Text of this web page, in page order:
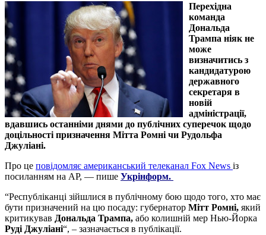
Перехідна
команда
Дональда
Трампа ніяк не
може
визначитись з
кандидатурою
державного
секретаря в
новій
адміністрації,
вдавшись останніми днями до публічних суперечок щодо
доцільності призначення Мітта Ромні чи Рудольфа
Джуліані.
Про це повідомляє американський телеканал Fox News із
посиланням на АР, — пише Укрінформ.
“Республіканці зійшлися в публічному бою щодо того, хто має
бути призначений на цю посаду: губернатор Мітт Ромні, який
критикував Дональда Трампа, або колишній мер Нью-Йорка
Руді Джуліані“, – зазначається в публікації.